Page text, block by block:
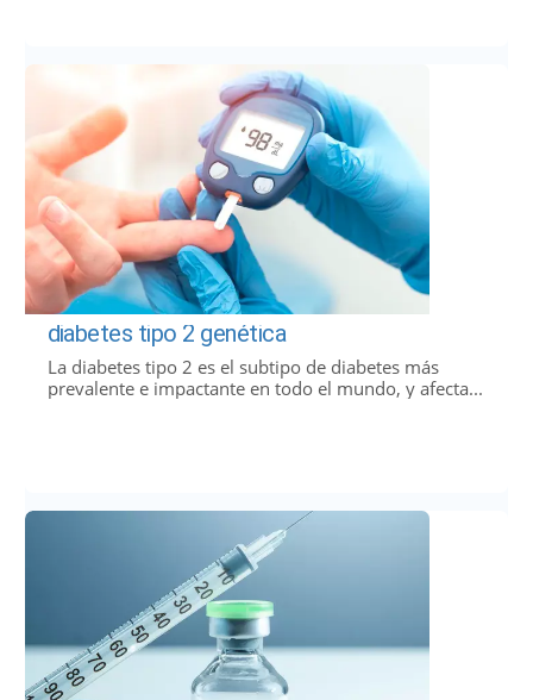
diabetes tipo 2 genética
La diabetes tipo 2 es el subtipo de diabetes más
prevalente e impactante en todo el mundo, y afecta...